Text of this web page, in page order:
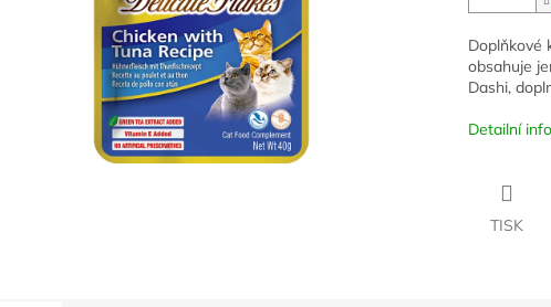
Doplňkové
obsahuje
Dashi,
Detailní
TISK